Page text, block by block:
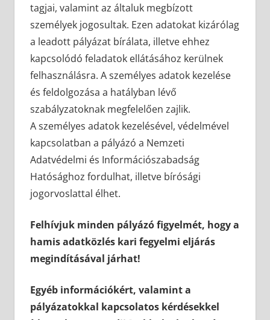
tagjai, valamint az általuk megbízott
személyek jogosultak. Ezen adatokat kizárólag
a leadott pályázat bírálata, illetve ehhez
kapcsolódó feladatok ellátásához kerülnek
felhasználásra. A személyes adatok kezelése
és feldolgozása a hatályban lévő
szabályzatoknak megfelelően zajlik.
A személyes adatok kezelésével, védelmével
kapcsolatban a pályázó a Nemzeti
Adatvédelmi és Információszabadság
Hatósághoz fordulhat, illetve bírósági
jogorvoslattal élhet.
Felhívjuk minden pályázó figyelmét, hogy a
hamis adatközlés kari fegyelmi eljárás
megindításával járhat!
Egyéb információkért, valamint a
pályázatokkal kapcsolatos kérdésekkel